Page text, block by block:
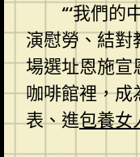
“‘我們
演慰勞、結對
場選址恩施宣
咖啡館裡，成
表、進包養女